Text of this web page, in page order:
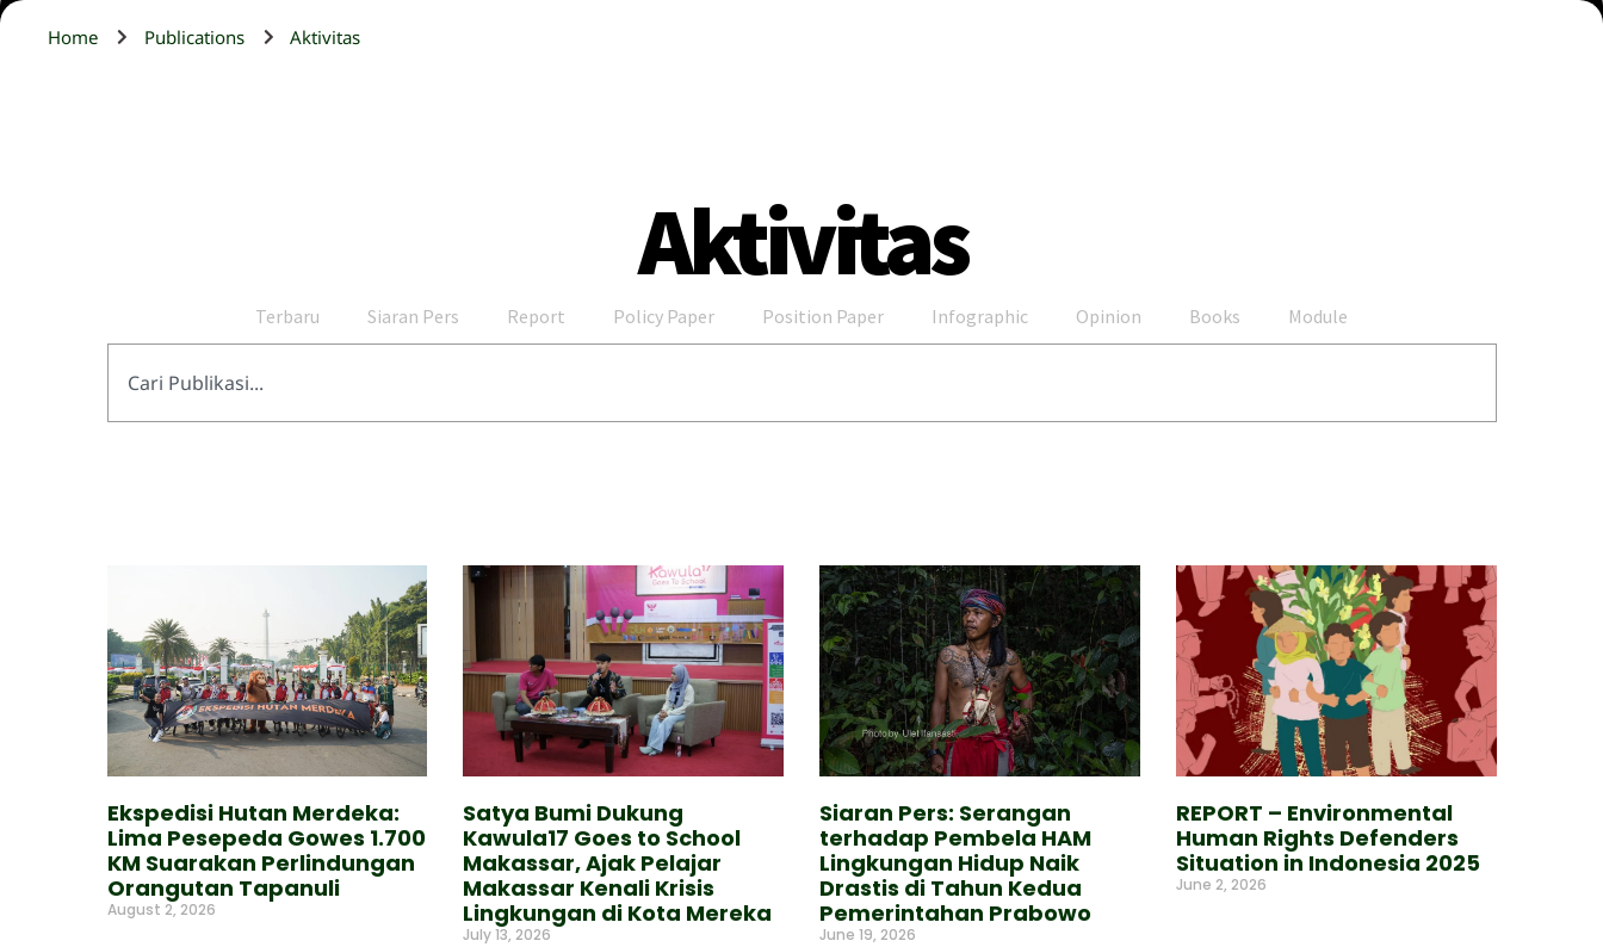
Home Publications Aktivitas
Aktivitas
Terbaru Siaran Pers Report Policy Paper Position Paper Infographic Opinion Books Module
Ekspedisi Hutan Merdeka:
Lima Pesepeda Gowes 1.700
KM Suarakan Perlindungan
Orangutan Tapanuli
August 2, 2026
Satya Bumi Dukung
Kawula17 Goes to School
Makassar, Ajak Pelajar
Makassar Kenali Krisis
Lingkungan di Kota Mereka
July 13, 2026
Siaran Pers: Serangan
terhadap Pembela HAM
Lingkungan Hidup Naik
Drastis di Tahun Kedua
Pemerintahan Prabowo
June 19, 2026
REPORT – Environmental
Human Rights Defenders
Situation in Indonesia 2025
June 2, 2026